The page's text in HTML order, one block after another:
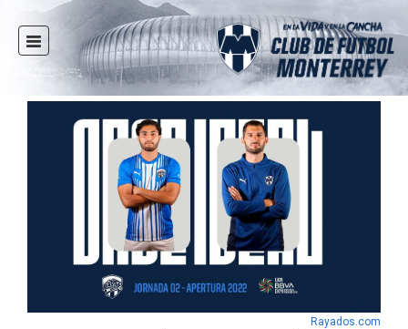
INICIO
NOTICIAS
FUERZAS BÁSICAS
RESPONSABILIDAD SOCIAL
TAQUILLA
Rayados.com